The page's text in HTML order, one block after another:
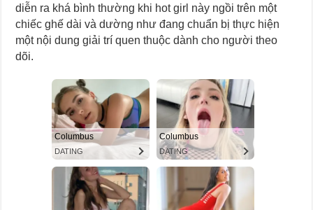
diễn ra khá bình thường khi hot girl này ngồi trên một
chiếc ghế dài và dường như đang chuẩn bị thực hiện
một nội dung giải trí quen thuộc dành cho người theo
dõi.